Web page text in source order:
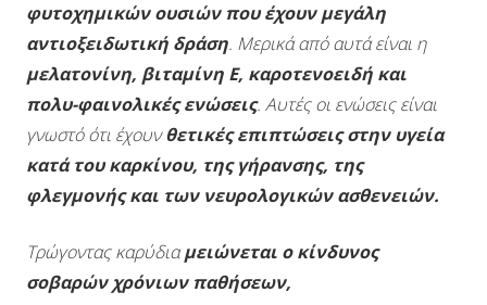
φυτοχημικών ουσιών που έχουν μεγάλη
αντιοξειδωτική δράση. Μερικά από αυτά είναι η
μελατονίνη, βιταμίνη Ε, καροτενοειδή και
πολυ-φαινολικές ενώσεις. Αυτές οι ενώσεις είναι
γνωστό ότι έχουνθετικές επιπτώσεις στην υγεία
κατά του καρκίνου, της γήρανσης, της
φλεγμονής και των νευρολογικών ασθενειών.
Τρώγοντας καρύδιαμειώνεται ο κίνδυνος
σοβαρών χρόνιων παθήσεων,